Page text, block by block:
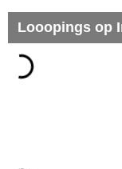
Looopings op